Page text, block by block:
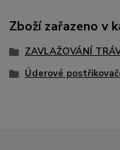
Zboží zařazeno v
ZAVLAŽOVÁNÍ
Úderové